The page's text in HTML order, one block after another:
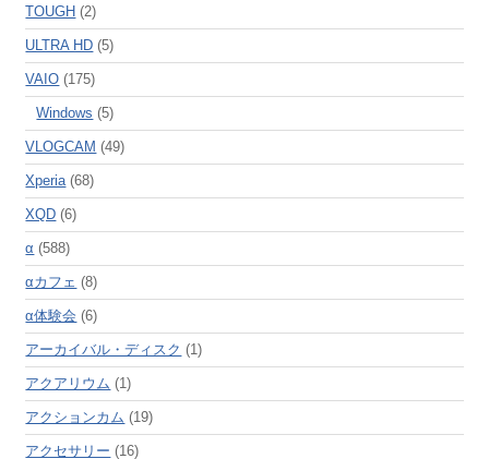
TOUGH (2)
ULTRA HD (5)
VAIO (175)
Windows (5)
VLOGCAM (49)
Xperia(68)
XQD (6)
α (588)
αカフェ (8)
α体験会 (6)
アーカイバル・ディスク (1)
アクアリウム (1)
アクションカム (19)
アクセサリー (16)